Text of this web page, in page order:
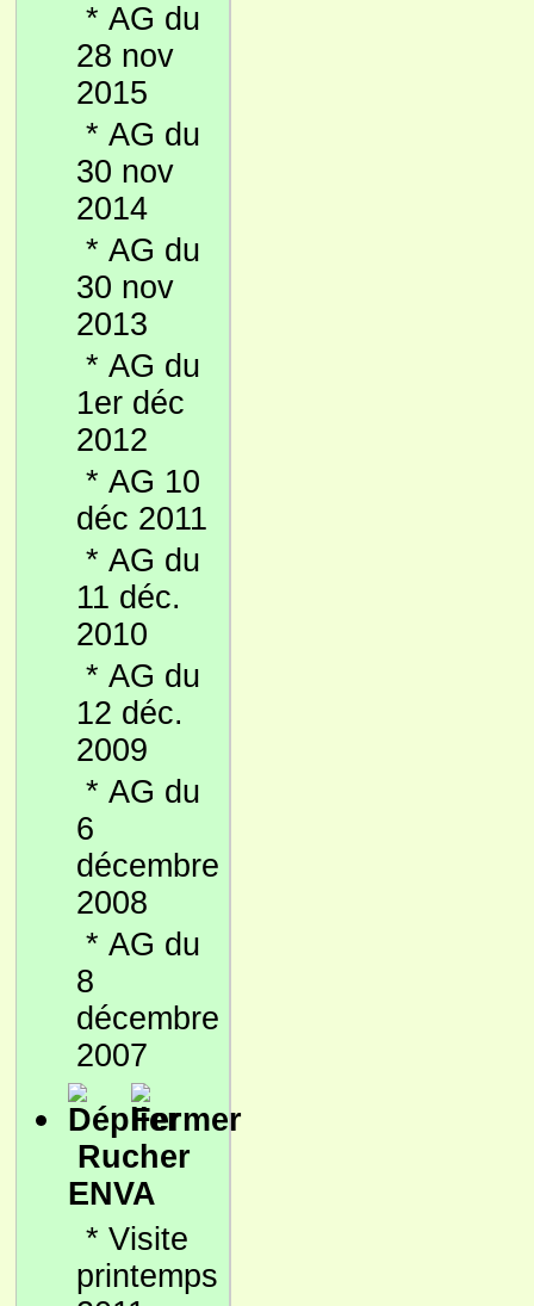
* AG du
28 nov
2015
* AG du
30 nov
2014
* AG du
30 nov
2013
* AG du
1er déc
2012
* AG 10
déc 2011
* AG du
11 déc.
2010
* AG du
12 déc.
2009
* AG du
6
décembre
2008
* AG du
8
décembre
2007
Rucher
ENVA
* Visite
printemps